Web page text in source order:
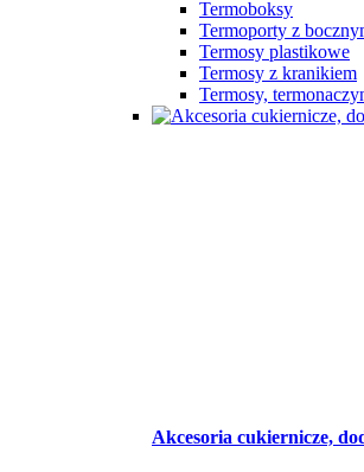
Termoboksy
Termoporty z
Termosy plastikowe
Termosy z kranikiem
Termosy,
Akcesoria cukiernicze,